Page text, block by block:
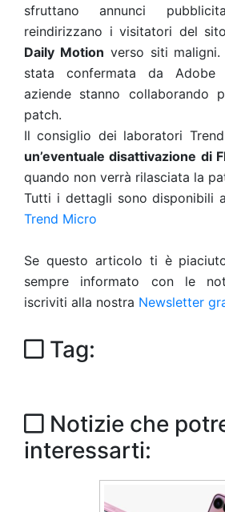
sfruttano annunci
reindirizzano i visitatori del
Daily Motion verso siti
stata confermata da
aziende stanno collaborando
patch.
Il consiglio dei laboratori
un’eventuale disattivazione di
quando non verrà rilasciata la
Tutti i dettagli sono disponibili
Trend Micro
Se questo articolo ti è
sempre informato con le
iscriviti alla nostra Newsletter
Tag:
Notizie che
interessarti: